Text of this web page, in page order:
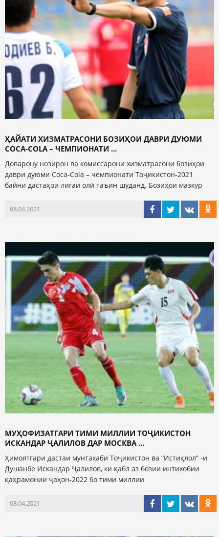
ҲАЙАТИ ХИЗМАТРАСОНИ БОЗИҲОИ ДАВРИ ДУЮМИ
СOCA-СOLA – ЧЕМПИОНАТИ ...
Доварону нозирон ва комиссарони хизматрасони бозиҳои
даври дуюми Coca-Cola – чемпионати Тоҷикистон-2021
байни дастаҳои лигаи олӣ таъин шуданд. Бозиҳои мазкур
08.04.2021
МУҲОФИЗАТГАРИ ТИМИ МИЛЛИИ ТОҶИКИСТОН
ИСКАНДАР ҶАЛИЛОВ ДАР МОСКВА ...
Ҳимоятгари дастаи мунтахаби Тоҷикистон ва “Истиқлол” -и
Душанбе Искандар Ҷалилов, ки қабл аз бозии интихобии
қаҳрамонии ҷаҳон-2022 бо тими миллии
08.04.2021